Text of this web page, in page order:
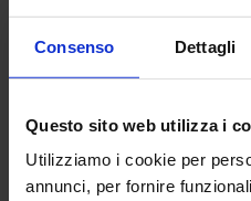
Consenso Dettagli
Questo sito web utilizza i
Utilizziamo i cookie per
annunci, per fornire
CIRCLE
Vision
almond